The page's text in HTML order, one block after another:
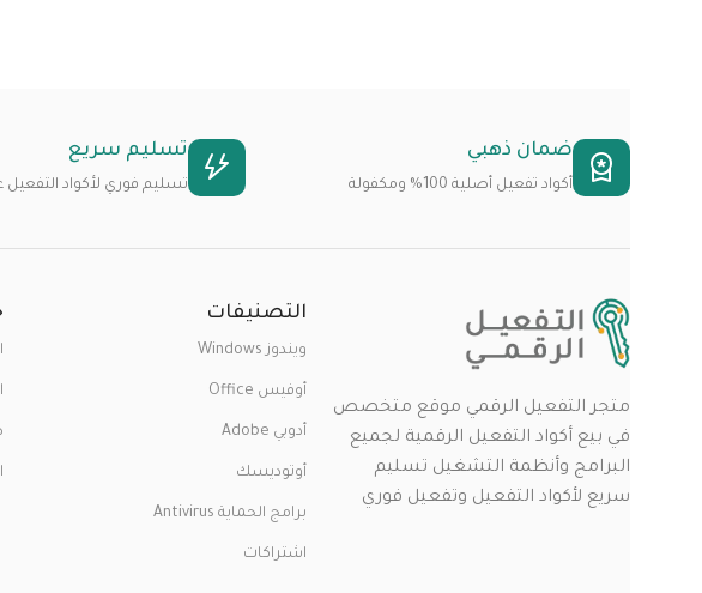
ضمان ذهبي
أكواد تفعيل أصلية 100% ومكفولة
تسليم سريع
تسليم فوري لأكواد التفعيل
متجر التفعيل الرقمي موقع متخصص
في بيع أكواد التفعيل الرقمية لجميع
البرامج وأنظمة التشغيل تسليم
سريع لأكواد التفعيل وتفعيل فوري
التصنيفات
ويندوز Windows
أوفيس Office
أدوبي Adobe
أوتوديسك
برامج الحماية Antivirus
اشتراكات